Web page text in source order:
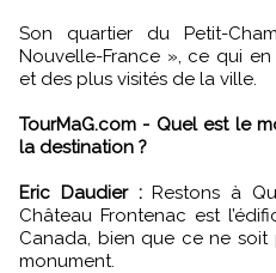
Son quartier du Petit-
Nouvelle-France », ce qui
et des plus visités de la ville.
TourMaG.com - Quel est le
la destination ?
Eric Daudier :Restons à
Château Frontenac est
Canada, bien que ce ne
monument.